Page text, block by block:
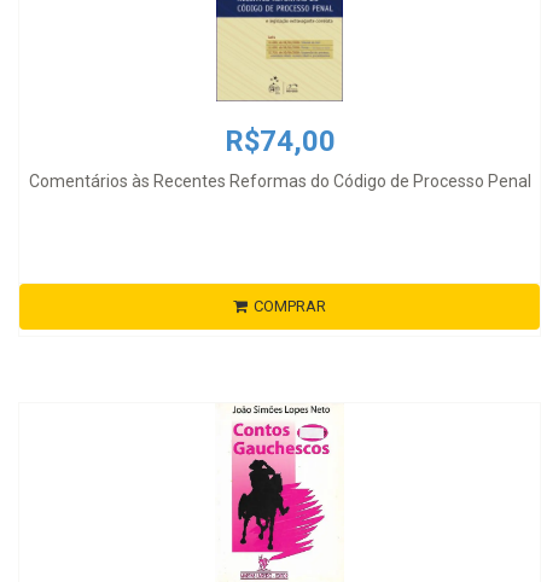
R$74,00
Comentários às Recentes Reformas do Código de Processo Penal
COMPRAR